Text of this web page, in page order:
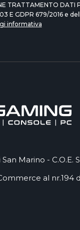
TRATTAMENTO DATI
03 E GDPR 679/2016 e
informativa
Marino - C.O.E.
al nr.194